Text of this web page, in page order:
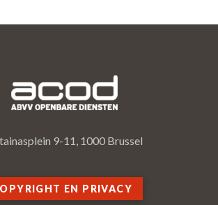
9-11, 1000 Brussel
EN PRIVACY